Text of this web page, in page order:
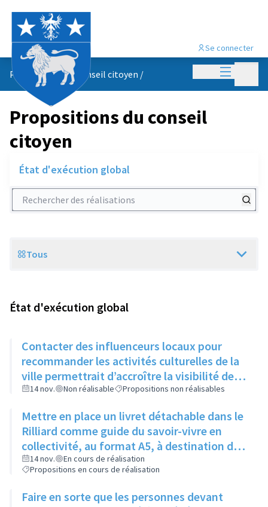
Menu
Se connecter
Propositions du conseil citoyen /
Propositions du conseil
citoyen
État d'exécution global
Rechercher des réalisations
Scope
Tous
État d'exécution global
Contacter des influenceurs locaux pour
recommander les activités culturelles de la
ville permettrait d’accroître la visibilité des
évènements auprès des jeunes
14 nov. Non réalisable Propositions non réalisables
Mettre en place un livret détachable dans le
Rilliard comme guide du savoir-vivre en
collectivité, au format A5, à destination des
immeubles un mois puis des maisons le
mois suivant
14 nov.
En cours de réalisation
Propositions en cours de réalisation
Faire en sorte que les personnes devant